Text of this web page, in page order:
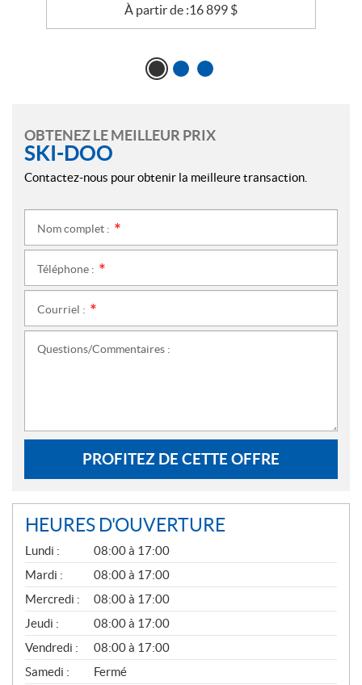
À partir de :16 899 $
OBTENEZ LE MEILLEUR PRIX
SKI-DOO
Contactez-nous pour obtenir la meilleure transaction.
Nom complet :
Téléphone :
Courriel :
Questions/Commentaires :
PROFITEZ DE CETTE OFFRE
HEURES D'OUVERTURE
G
É
N
É
R
A
L
Lundi :
08:00 à 17:00
Mardi :
08:00 à 17:00
Mercredi :
08:00 à 17:00
Jeudi :
08:00 à 17:00
Vendredi :
08:00 à 17:00
Samedi :
Fermé